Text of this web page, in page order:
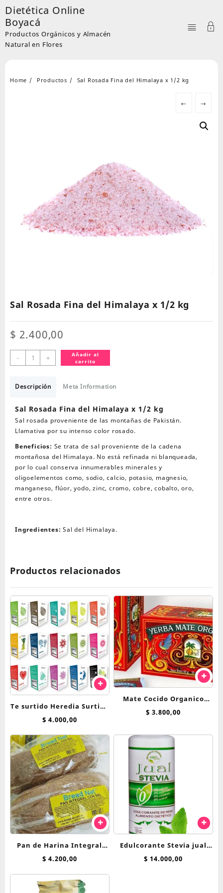
Skip
to
content
Dietética Online
Boyacá
Productos Orgánicos y Almacén
Natural en Flores
Home Productos Sal Rosada Fina del Himalaya x 1/2 kg
← →
Sal Rosada Fina del Himalaya x 1/2 kg
$ 2.400,00
-
Sal
Rosada
del
x
1/2
kg
+
Añadir al
carrito
Descripción Meta Information
Sal Rosada Fina del Himalaya x 1/2 kg
Sal rosada proveniente de las montañas de Pakistán.
Llamativa por su intenso color rosado.
Beneficios: Se trata de sal proveniente de la cadena
montañosa del Himalaya. No está refinada ni blanqueada,
por lo cual conserva innumerables minerales y
oligoelementos como, sodio, calcio, potasio, magnesio,
manganeso, flúor, yodo, zinc, cromo, cobre, cobalto, oro,
entre otros.
Ingredientes:Sal del Himalaya.
Productos relacionados
Te surtido Heredia Surtido
Hierbas saquitos
$ 4.000,00
Mate Cocido Organico
Hierbas Del Oasis x 25 saq
$ 3.800,00
Pan de Harina Integral
Breadnet
$ 4.200,00
Edulcorante Stevia jual
600cc liquida
$ 14.000,00